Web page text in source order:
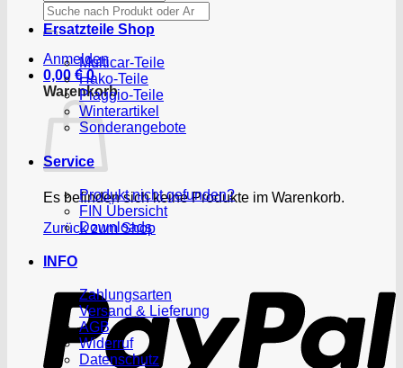
Suchen
nach:
Anmelden
0,00 € 0
Warenkorb
Es befinden sich keine Produkte im Warenkorb.
Zurück zum Shop
Ersatzteile Shop
Multicar-Teile
Hako-Teile
Piaggio-Teile
Winterartikel
Sonderangebote
Service
Produkt nicht gefunden?
FIN Übersicht
Downloads
INFO
Zahlungsarten
Versand & Lieferung
AGB
Widerruf
Datenschutz